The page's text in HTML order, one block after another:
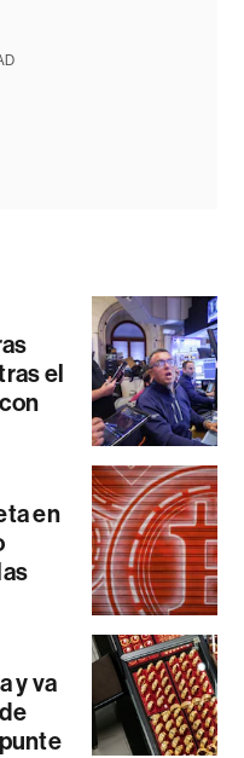
el
en
y va